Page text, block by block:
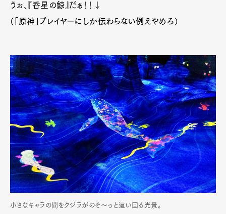
うぉ、『呑星の鯨』だぁ！！↓
（「原神」プレイヤーにしか伝わらない例えやめろ）
小さなキャラの間をクジラがのそ〜っと這い回る光景。